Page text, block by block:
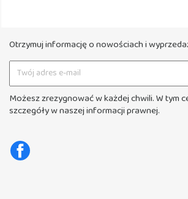
Otrzymuj informację o nowościach i
Możesz zrezygnować w każdej chwili. W tym
szczegóły w naszej informacji prawnej.